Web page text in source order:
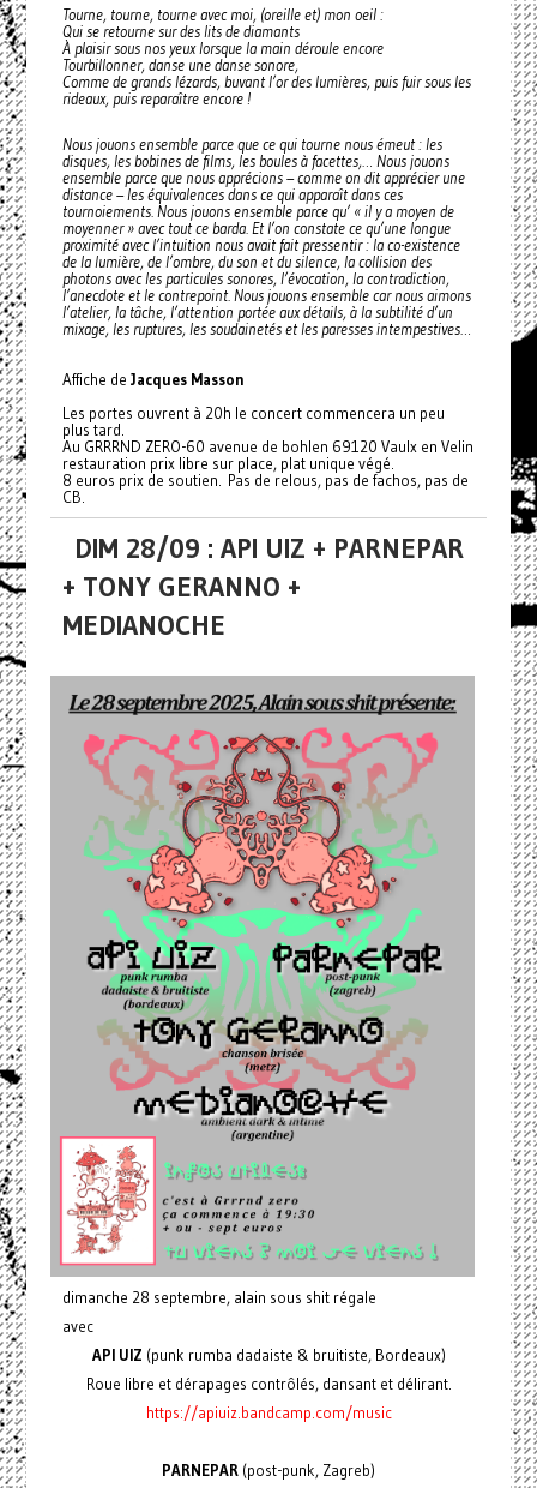
Tourne, tourne, tourne avec moi, (oreille et) mon oeil :
Qui se retourne sur des lits de diamants
À plaisir sous nos yeux lorsque la main déroule encore
Tourbillonner, danse une danse sonore,
Comme de grands lézards, buvant l’or des lumières, puis fuir sous les
rideaux, puis reparaître encore !
Nous jouons ensemble parce que ce qui tourne nous émeut : les
disques, les bobines de films, les boules à facettes,… Nous jouons
ensemble parce que nous apprécions – comme on dit apprécier une
distance – les équivalences dans ce qui apparaît dans ces
tournoiements. Nous jouons ensemble parce qu’ « il y a moyen de
moyenner » avec tout ce barda. Et l’on constate ce qu’une longue
proximité avec l’intuition nous avait fait pressentir : la co-existence
de la lumière, de l’ombre, du son et du silence, la collision des
photons avec les particules sonores, l’évocation, la contradiction,
l’anecdote et le contrepoint. Nous jouons ensemble car nous aimons
l’atelier, la tâche, l’attention portée aux détails, à la subtilité d’un
mixage, les ruptures, les soudainetés et les paresses intempestives…
Affiche de Jacques Masson
Les portes ouvrent à 20h le concert commencera un peu
plus tard.
Au GRRRND ZERO-60 avenue de bohlen 69120 Vaulx en Velin
restauration prix libre sur place, plat unique végé.
8 euros prix de soutien. Pas de relous, pas de fachos, pas de
CB.
DIM 28/09 : API UIZ + PARNEPAR
+ TONY GERANNO +
MEDIANOCHE
dimanche 28 septembre, alain sous shit régale
avec
API UIZ (punk rumba dadaiste & bruitiste, Bordeaux)
Roue libre et dérapages contrôlés, dansant et délirant.
https://apiuiz.bandcamp.com/music
PARNEPAR (post-punk, Zagreb)